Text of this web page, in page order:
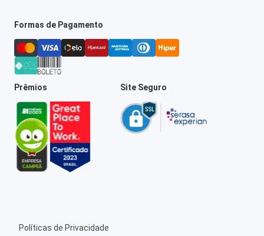
Formas de Pagamento
Prêmios Site Seguro
Políticas de Privacidade